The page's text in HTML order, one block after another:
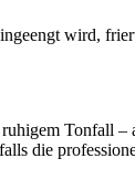
wird,
Tonfall
die